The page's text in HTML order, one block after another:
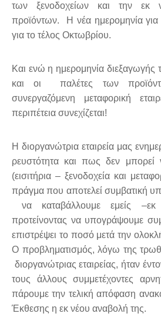
των ξενοδοχείων και την εκ
προϊόντων. Η νέα ημερομηνία για
για το τέλος Οκτωβρίου.
Και ενώ η ημερομηνία διεξαγωγής
και οι παλέτες των
συνεργαζόμενη μεταφορική
περιπέτεια συνεχίζεται!
Η διοργανώτρια εταιρεία μας
ρευστότητα και πως δεν μπορεί
(εισιτήρια – ξενοδοχεία και
πράγμα που αποτελεί συμβατική
να καταβάλλουμε εμείς
προτείνοντας να υπογράψουμε
επιστρέψει το ποσό μετά την
Ο προβληματισμός, λόγω της
διοργανώτριας εταιρείας, ήταν
τους άλλους συμμετέχοντες
πάρουμε την τελική απόφαση
Έκθεσης η εκ νέου αναβολή της.